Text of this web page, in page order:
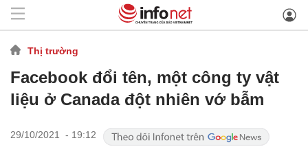
Thị trường
Facebook đổi tên, một công ty vật
liệu ở Canada đột nhiên vớ bẫm
29/10/2021 - 19:12